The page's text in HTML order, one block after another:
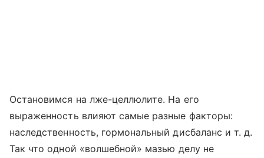
Остановимся на лже-целлюлите. На его
выраженность влияют самые разные факторы:
наследственность, гормональный дисбаланс и т. д.
Так что одной «волшебной» мазью делу не